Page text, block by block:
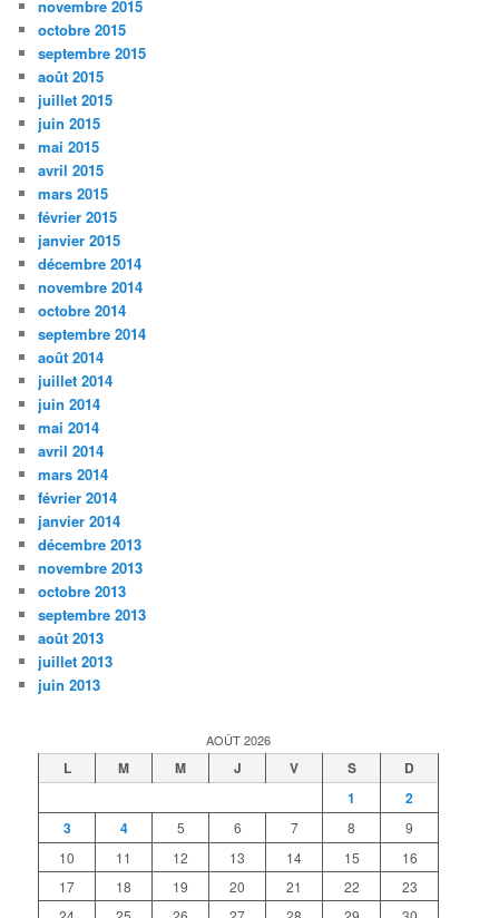
novembre 2015
octobre 2015
septembre 2015
août 2015
juillet 2015
juin 2015
mai 2015
avril 2015
mars 2015
février 2015
janvier 2015
décembre 2014
novembre 2014
octobre 2014
septembre 2014
août 2014
juillet 2014
juin 2014
mai 2014
avril 2014
mars 2014
février 2014
janvier 2014
décembre 2013
novembre 2013
octobre 2013
septembre 2013
août 2013
juillet 2013
juin 2013
AOÛT 2026
L M M J V S
D
1
2
3
4 5 6 7 8
9
10
11 12 13 14 15
16
17
18 19 20 21 22
23